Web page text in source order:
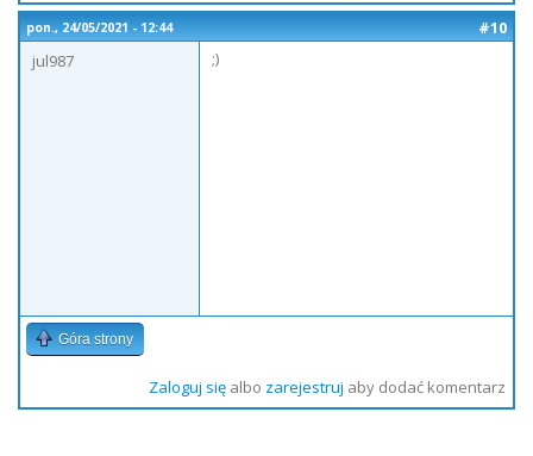
pon., 24/05/2021 - 12:44
#10
jul987
;)
Góra strony
Zaloguj sięalbo zarejestruj aby dodać komentarz